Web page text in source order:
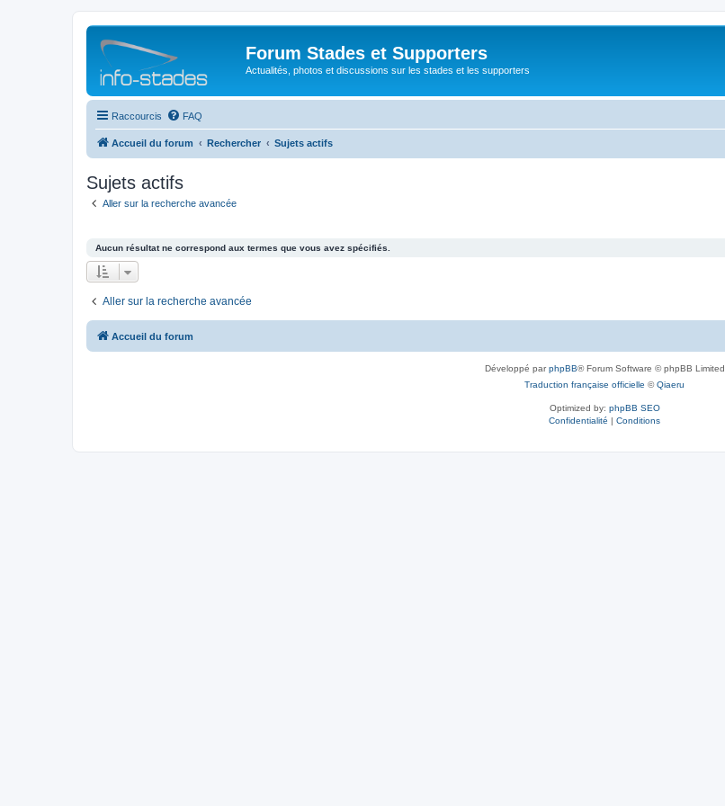
Forum Stades et Supporters
Actualités, photos et discussions sur les stades et les supporters
Raccourcis FAQ
Accueil du forum Rechercher Sujets actifs
Sujets actifs
Aller sur la recherche avancée
Aucun résultat ne correspond aux termes que vous avez spécifiés.
Aller sur la recherche avancée
Accueil du forum
Développé parphpBB® Forum Software © phpBB Limited
Traduction française officielle ©Qiaeru
Optimized by: phpBB SEO
Confidentialité | Conditions